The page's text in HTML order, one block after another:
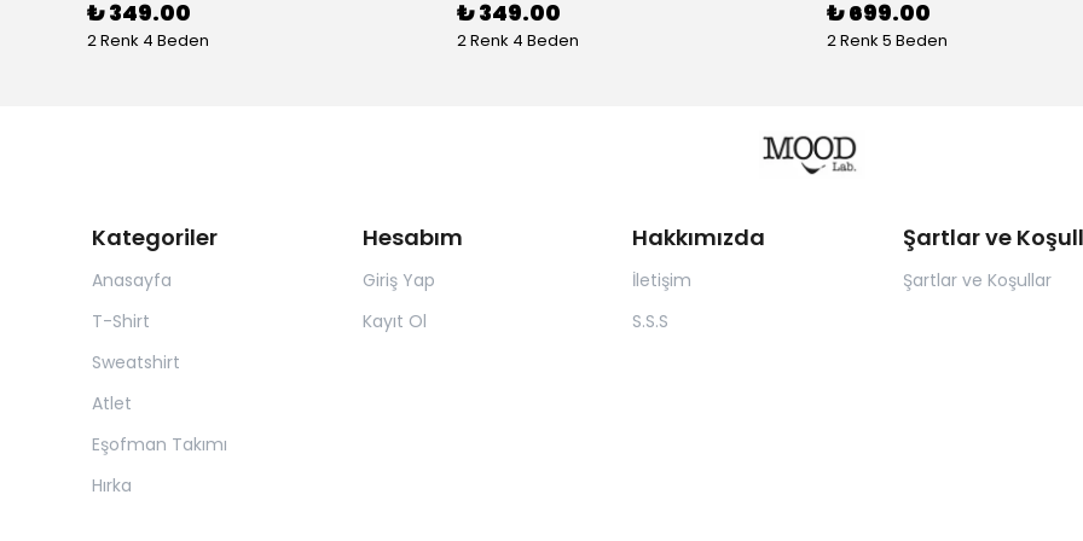
₺ 349.00
2 Renk 4 Beden
₺ 349.00
2 Renk 4 Beden
₺ 699.00
2 Renk 5 Beden
Kategoriler
Anasayfa
T-Shirt
Sweatshirt
Atlet
Eşofman Takımı
Hırka
Hesabım
Giriş Yap
Kayıt Ol
Hakkımızda
İletişim
S.S.S
Şartlar ve
Şartlar ve Koşullar